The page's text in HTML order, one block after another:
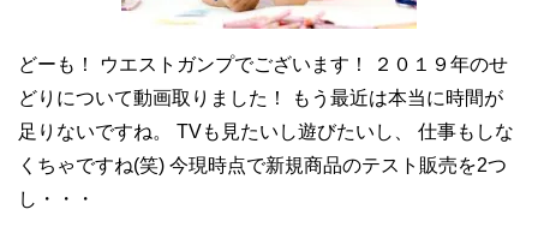
どーも！ ウエストガンプでございます！ ２０１９年のせ
どりについて動画取りました！ もう最近は本当に時間が
足りないですね。 TVも見たいし遊びたいし、 仕事もしな
くちゃですね(笑) 今現時点で新規商品のテスト販売を2つ
し・・・